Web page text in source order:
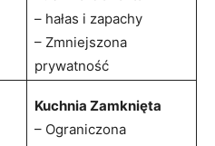
– hałas i zapachy
– Zmniejszona
prywatność
Kuchnia Zamknięta
– Ograniczona